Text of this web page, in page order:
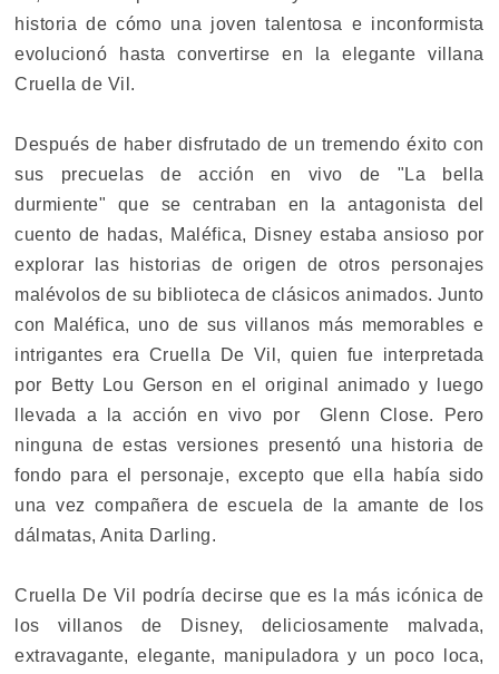
historia de cómo una joven talentosa e inconformista
evolucionó hasta convertirse en la elegante villana
Cruella de Vil.
Después de haber disfrutado de un tremendo éxito con
sus precuelas de acción en vivo de "La bella
durmiente" que se centraban en la antagonista del
cuento de hadas, Maléfica, Disney estaba ansioso por
explorar las historias de origen de otros personajes
malévolos de su biblioteca de clásicos animados. Junto
con Maléfica, uno de sus villanos más memorables e
intrigantes era Cruella De Vil, quien fue interpretada
por Betty Lou Gerson en el original animado y luego
llevada a la acción en vivo por Glenn Close. Pero
ninguna de estas versiones presentó una historia de
fondo para el personaje, excepto que ella había sido
una vez compañera de escuela de la amante de los
dálmatas, Anita Darling.
Cruella De Vil podría decirse que es la más icónica de
los villanos de Disney, deliciosamente malvada,
extravagante, elegante, manipuladora y un poco loca,